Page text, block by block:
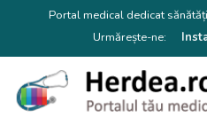
Portal medical dedicat
Urmărește-ne: